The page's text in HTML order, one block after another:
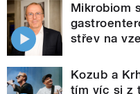
Mikrobiom
střev na
Kozub a
tím víc si z